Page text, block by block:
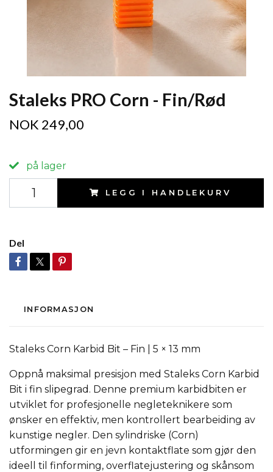
Staleks PRO Corn - Fin/Rød
NOK 249,00
på lager
LEGG I HANDLEKURV
Del
INFORMASJON
Staleks Corn Karbid Bit – Fin | 5 × 13 mm
Oppnå maksimal presisjon med Staleks Corn Karbid
Bit i fin slipegrad. Denne premium karbidbiten er
utviklet for profesjonelle negleteknikere som
ønsker en effektiv, men kontrollert bearbeiding av
kunstige negler. Den sylindriske (Corn)
utformingen gir en jevn kontaktflate som gjør den
ideell til finforming, overflatejustering og skånsom